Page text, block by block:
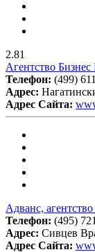
2.81
Агентство
Телефон: (499)
Адрес:
Адрес Сайта:
Адванс,
Телефон: (495)
Адрес: Сивцев
Адрес Сайта: